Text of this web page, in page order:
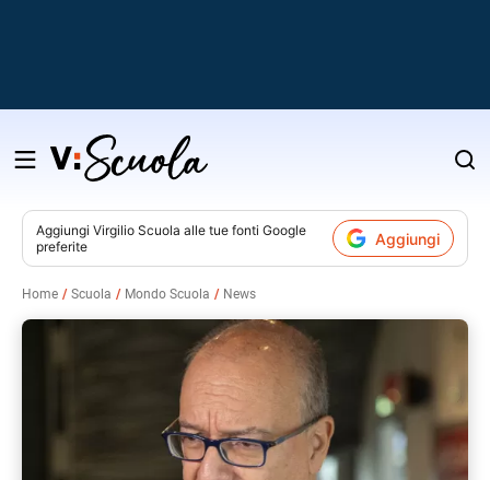
Salta
contenuto
Aggiungi Virgilio Scuola alle tue fonti Google
preferite
Aggiungi
Home Scuola Mondo Scuola News